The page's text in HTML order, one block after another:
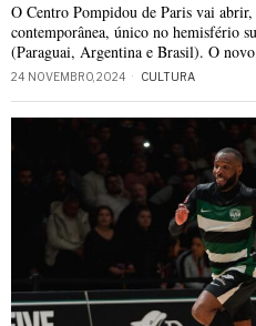
O Centro Pompidou de Paris vai
contemporânea, único no hemisfério
(Paraguai, Argentina e Brasil). O
24 NOVEMBRO, 2024 CULTURA